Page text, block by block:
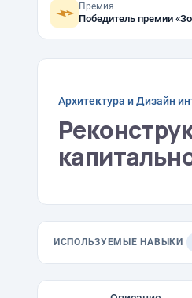
Премия
Архитектура и Дизайн
ИСПОЛЬЗУЕМЫЕ НАВЫКИ